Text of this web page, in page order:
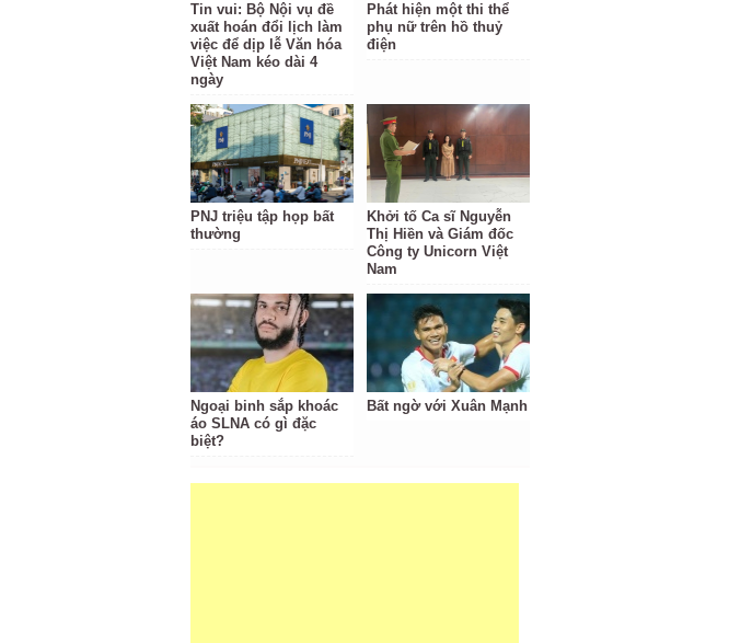
Tin vui: Bộ Nội vụ đề
xuất hoán đổi lịch làm
việc để dịp lễ Văn hóa
Việt Nam kéo dài 4
ngày
Phát hiện một thi thể
phụ nữ trên hồ thuỷ
điện
PNJ triệu tập họp bất
thường
Khởi tố Ca sĩ Nguyễn
Thị Hiền và Giám đốc
Công ty Unicorn Việt
Nam
Ngoại binh sắp khoác
áo SLNA có gì đặc
biệt?
Bất ngờ với Xuân Mạnh